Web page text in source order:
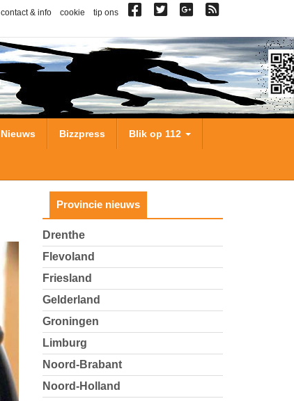
contact & info cookie tip ons
Nieuws Bizzpress Blik op 112
Provincie nieuws
Drenthe
Flevoland
Friesland
Gelderland
Groningen
Limburg
Noord-Brabant
Noord-Holland